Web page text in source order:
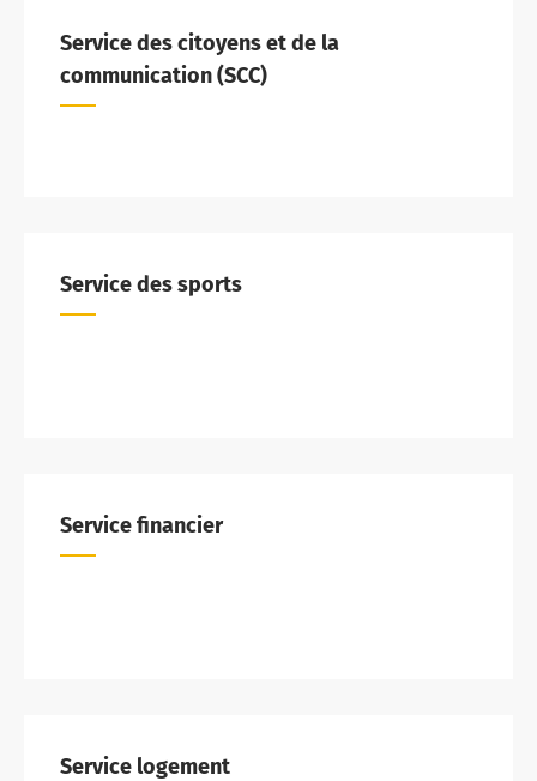
Service des citoyens et de la
communication (SCC)
Service des sports
Service financier
Service logement